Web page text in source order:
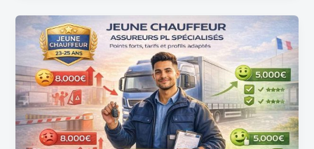
Jeune
Chauffeur
Poids
Lourd
:
Comment
négocier
un